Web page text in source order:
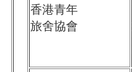
香港青年
旅舍協會